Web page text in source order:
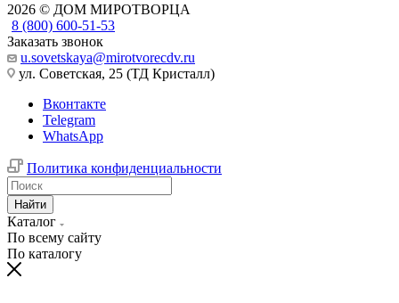
2026 © ДОМ МИРОТВОРЦА
8 (800) 600-51-53
Заказать звонок
u.sovetskaya@mirotvorecdv.ru
ул. Советская, 25 (ТД Кристалл)
Вконтакте
Telegram
WhatsApp
Политика конфиденциальности
Найти
Каталог
По всему сайту
По каталогу